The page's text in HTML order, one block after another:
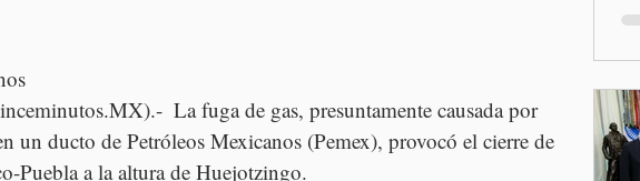
La fuga de gas, presuntamente causada por
un ducto de Petróleos Mexicanos (Pemex), provocó el cierre de
Puebla a la altura de Huejotzingo.